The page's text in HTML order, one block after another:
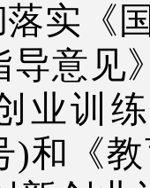
实《
导意见
业训
)和《